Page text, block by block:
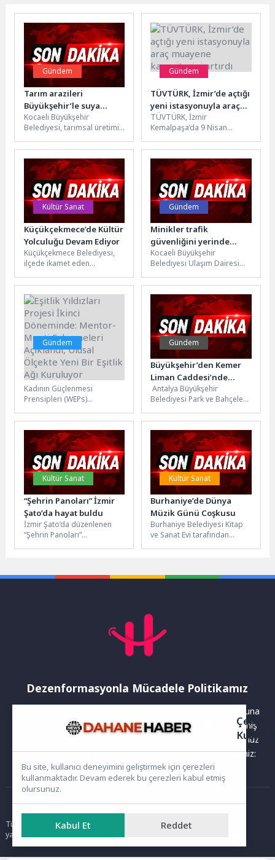
Gündem
Tarım arazileri
Büyükşehir’le suya
doydu
Kocaeli Büyükşehir
Belediyesi, tarımsal üretimin
olan suyun, kesintisiz şekilde
tarlalara ulaşması için...
Gündem
TÜVTÜRK, İzmir’de açtığı
yeni istasyonuyla araç
muayene kapasitesini
artırdı
TÜVTÜRK, İzmir
Kemalpaşa’da 9 Nisan
devreye aldığı yeni araç
muayene istasyonuyla, kent
genelindeki ağır...
Kültür Sanat
Küçükçekmece’de Kültür
Yolculuğu Devam Ediyor
Küçükçekmece Belediyesi,
ilçede ikamet eden
yakından tanıklık etmelerini
sağlayan kültür sanat
gezilerine...
Gündem
Minikler trafik
güvenliğini yerinde
öğrendi
Kocaeli Büyükşehir
Belediyesi Ulaşım Dairesi
etkinlikleri kapsamında minik
öğrencileri Ulaşım Yönetim
Merkezi’nde...
Gündem
Eşitlik Yıldızları Projesi
İkinci Döneminde:
Mentor-Menti
Eşleşmeleri Açıklandı,
Ulusal Ölçekte Yeni Bir
Kadının Güçlenmesi
Prensipleri (WEPs)
dünyasında toplumsal
cinsiyet eşitliğini
güçlendirmeyi hedefleyen
Eşitlik Yıldızları Projesi,...
Gündem
Büyükşehir’den Kemer
Liman Caddesi’nde
bakım onarım çalışması
Antalya Büyükşehir
Belediyesi Park ve Bahçeler
Caddesi’nde kapsamlı
bakım ve yenileme
çalışması...
Kültür Sanat
“Şehrin Panoları” İzmir
Şato’da hayat buldu
İzmir Şato’da düzenlenen
“Şehrin Panoları”
ekseninde...
Kültür Sanat
Burhaniye’de Dünya
Müzik Günü Coşkusu
Burhaniye Belediyesi Kitap
ve Sanat Evi tarafından
Dezenformasyonla Mücadele Politikamız
Yayınlanan haberler doğruluk ilkesi gözetilerek hazırlanır. Buna
rağmen bazı içeriklerde eksik, hatalı veya güncelliğini yitirmiş
bilgiler bulunabilir.Yanlış veya yanıltıcı olduğunu düşündüğünüz
haberleri aşağıdaki iletişim kanallarından bize bildirebilirsiniz:
Ana Sayfa
Tüm hakları saklıdır. Sitede yer alan içerikler izinsiz kopyalanamaz,
yayımlanamaz ve kullanılamaz.
Çerez
Bu site, kullanıcı deneyimini geliştirmek için çerezleri
kullanmaktadır. Devam ederek bu çerezleri kabul etmiş
olursunuz.
Kabul Et Reddet